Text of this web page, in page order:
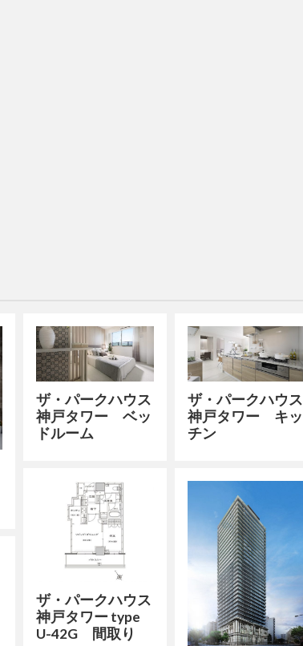
ザ・パークハウス
神戸タワー ベッ
ドルーム
ザ・パークハウス
神戸タワー キッ
チン
ザ・パークハウス
神戸タワー type
U-42G 間取り